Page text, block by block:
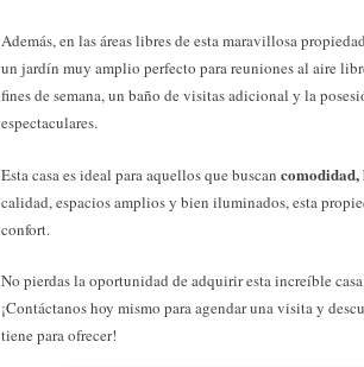
Además, en las áreas libres de esta maravillosa
un jardín muy amplio perfecto para reuniones al aire
fines de semana, un baño de visitas adicional y la
espectaculares.
Esta casa es ideal para aquellos que buscan comodidad,
calidad, espacios amplios y bien iluminados, esta
confort.
No pierdas la oportunidad de adquirir esta increíble
¡Contáctanos hoy mismo para agendar una visita y
tiene para ofrecer!